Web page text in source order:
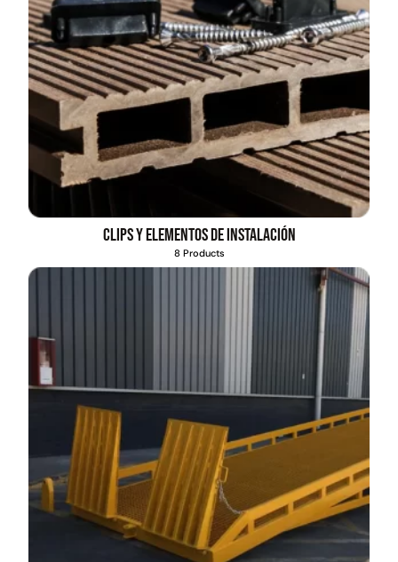
Clips y elementos de instalación
8 Products